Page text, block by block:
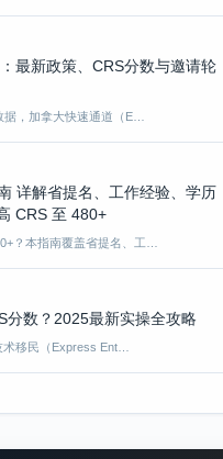
最新政策、CRS分数与邀请轮
，加拿大快速通道（E…
详解省提名、工作经验、学历
CRS 至 480+
？本指南覆盖省提名、工…
分数？2025最新实操全攻略
移民（Express Ent…